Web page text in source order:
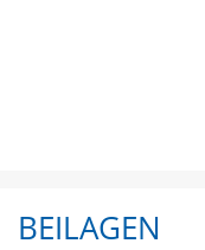
BEILAGEN